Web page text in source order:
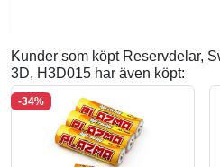
Kunder som köpt Reservdelar,
3D, H3D015 har även köpt:
-34%